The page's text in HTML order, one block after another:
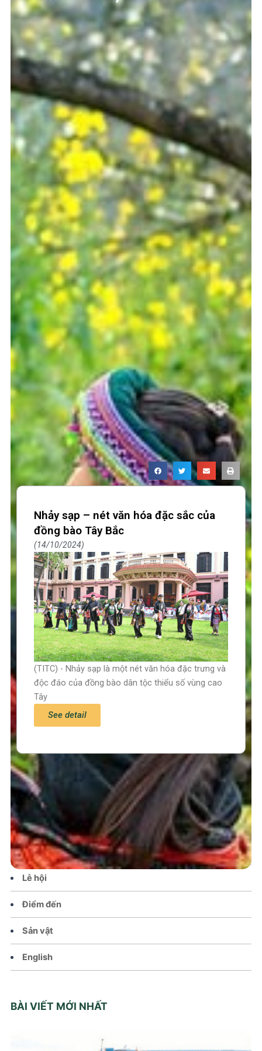
Trang chủ
Tin tức – Sự kiện
Chính sách
Văn hoá – Đời sống
Lễ hội
Điểm đến
Sản vật
English
BÀI VIẾT MỚI NHẤT
Nhảy sạp – nét văn hóa đặc sắc của
đồng bào Tây Bắc
14/10/2024
(TITC) - Nhảy sạp là một nét văn hóa đặc trưng và
độc đáo của đồng bào dân tộc thiểu số vùng cao
Tây
See detail